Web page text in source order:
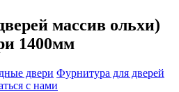
массив ольхи)
1400мм
двери Фурнитура для дверей
с нами